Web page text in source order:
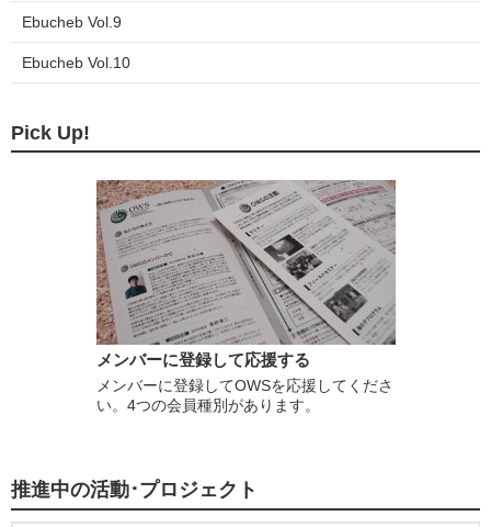
Ebucheb Vol.9
Ebucheb Vol.10
Pick Up!
メンバーに登録して応援する
メンバーに登録してOWSを応援してくださ
い。4つの会員種別があります。
推進中の活動･プロジェクト